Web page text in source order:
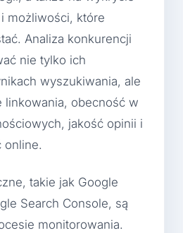
możliwości, które
Analiza konkurencji
nie tylko ich
wyszukiwania, ale
linkowania, obecność w
jakość opinii i
online.
takie jak Google
Search Console, są
monitorowania.